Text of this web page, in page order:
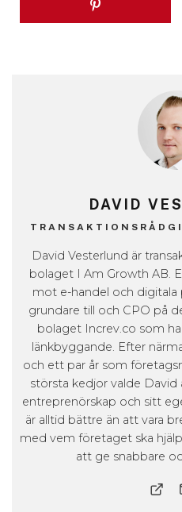
DAVID
David Vesterlund är
bolaget I Am Growth AB.
mot e-handel och digitala
grundare till och CPO på
bolaget Increv.co som
länkbyggande. Efter
och ett par år som
största kedjor valde David
entreprenörskap och sitt
är alltid bättre än att vara
med vem företaget ska
att ge snabbare